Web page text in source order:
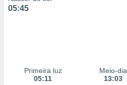
05:45
Primeira luz
05:11
Meio-dia
13:03